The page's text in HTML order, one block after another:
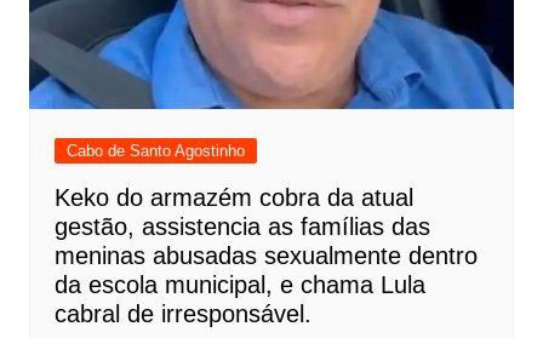
Cabo de Santo Agostinho
Keko do armazém cobra da atual
gestão, assistencia as famílias das
meninas abusadas sexualmente dentro
da escola municipal, e chama Lula
cabral de irresponsável.